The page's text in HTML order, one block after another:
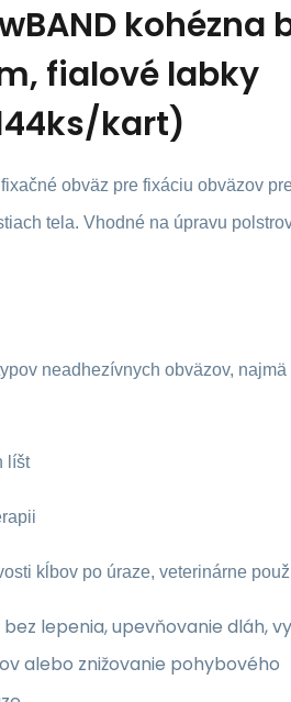
kohézna
fialové labky
kart)
obväz pre fixáciu obväzov
tela. Vhodné na úpravu
neadhezívnych obväzov,
líšt
kĺbov po úraze, veterinárne
lepenia, upevňovanie dláh,
alebo znižovanie pohybového